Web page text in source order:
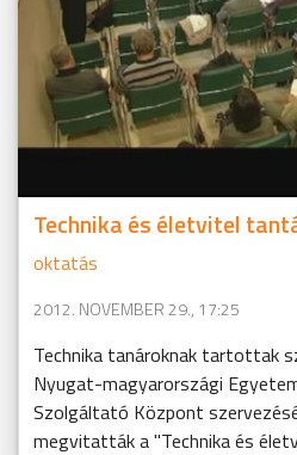
Technika és életvitel
oktatás
2012. NOVEMBER 29., 17:25
Technika tanároknak tartottak
Nyugat-magyarországi
Szolgáltató Központ
megvitatták a "Technika és